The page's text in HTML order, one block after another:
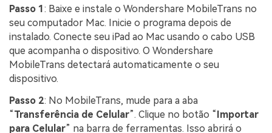
Passo 1 : Baixe e instale o Wondershare MobileTrans no
seu computador Mac. Inicie o programa depois de
instalado. Conecte seu iPad ao Mac usando o cabo USB
que acompanha o dispositivo. O Wondershare
MobileTrans detectará automaticamente o seu
dispositivo.
Passo 2: No MobileTrans, mude para a aba
“Transferência de Celular”. Clique no botão “ Importar
para Celular” na barra de ferramentas. Isso abrirá o